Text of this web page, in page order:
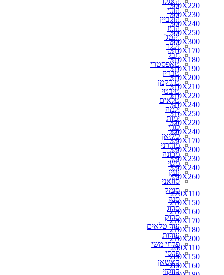
הודי
הולביין
הריז
וינטג'
זיגלר
חבל
טאפסטרי
טבריז
טורקמן
טיבטי
טלאים
ילמה
ימות
לורי
ליליאן
מודרני
מכונה
משי
נעין
סוזאני
סומק
סנה
סרוג
סרוק
עור טלאים
עורות
פרחי משי
פרסי
קאשאן
קווקזי
300X220
300X230
300X240
300X250
300X300
310X170
310X180
310X190
310X200
310X210
310X220
310X240
316X250
320X220
320X240
330X170
330X200
330X230
330X240
330X260
270X110
270X150
270X160
270X170
270X180
270X200
280X110
280X150
280X160